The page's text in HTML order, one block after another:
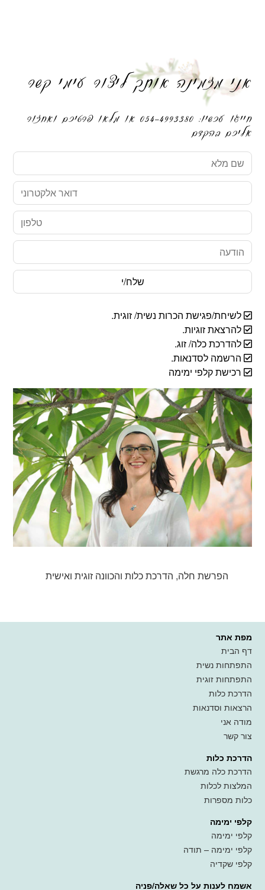
אני מזמינה אותך ליצור עימי קשר
חייגו עכשיו: 054-4993380 או מלאו פרטיכם ואחזור
אליכם בהקדם
שם
מלא
דואר
אלקטרוני
טלפון
הודעה
לשיחת/פגישת הכרות נשית/ זוגית.
להרצאת זוגיות.
להדרכת כלה/ זוג.
הרשמה לסדנאות.
רכישת קלפי ימימה
‏הפרשת חלה, הדרכת כלות והכוונה זוגית ואישית‏
מפת אתר
דף הבית
התפתחות נשית
התפתחות זוגית
הדרכת כלות
הרצאות וסדנאות
מודה אני
צור קשר
הדרכת כלות
הדרכת כלה מרגשת
המלצות לכלות
כלות מספרות
קלפי ימימה
קלפי ימימה
קלפי ימימה – תודה
קלפי שקדיה
אשמח לענות על כל שאלה/פניה